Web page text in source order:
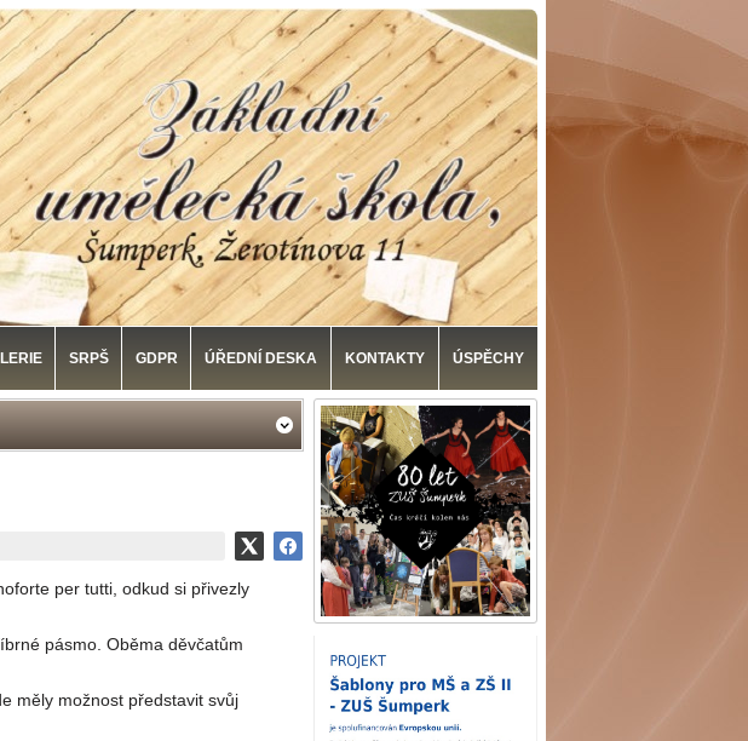
SRPŠ GDPR ÚŘEDNÍ DESKA KONTAKTY ÚSPĚCHY
per tutti, odkud si přivezly
pásmo. Oběma děvčatům
měly možnost představit svůj